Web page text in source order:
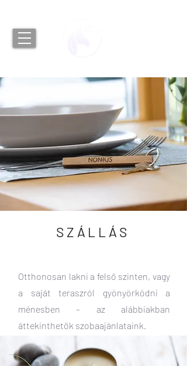
SZÁLLÁS
Otthonosan lakni a felső szinten, vagy
a saját teraszról gyönyörködni a
ménesben – az alábbiakban
áttekinthetők szobaajánlataink.